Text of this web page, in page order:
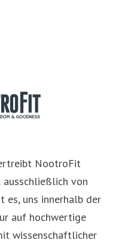
NootroFit
von
es, uns innerhalb der
auf hochwertige
wissenschaftlicher